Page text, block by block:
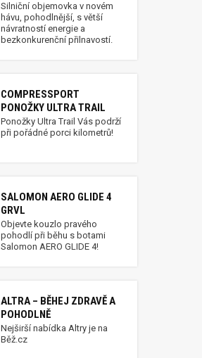
Silniční objemovka v novém
hávu, pohodlnější, s větší
návratností energie a
bezkonkurenční přilnavostí.
COMPRESSPORT
PONOŽKY ULTRA TRAIL
Ponožky Ultra Trail Vás podrží
při pořádné porci kilometrů!
SALOMON AERO GLIDE 4
GRVL
Objevte kouzlo pravého
pohodlí při běhu s botami
Salomon AERO GLIDE 4!
ALTRA – BĚHEJ ZDRAVĚ A
POHODLNĚ
Nejširší nabídka Altry je na
Běž.cz